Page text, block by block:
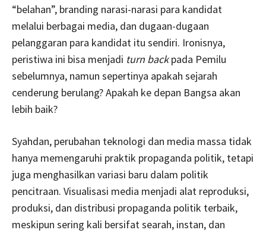
“belahan”, branding narasi-narasi para kandidat
melalui berbagai media, dan dugaan-dugaan
pelanggaran para kandidat itu sendiri. Ironisnya,
peristiwa ini bisa menjadi turn backpada Pemilu
sebelumnya, namun sepertinya apakah sejarah
cenderung berulang? Apakah ke depan Bangsa akan
lebih baik?
Syahdan, perubahan teknologi dan media massa tidak
hanya memengaruhi praktik propaganda politik, tetapi
juga menghasilkan variasi baru dalam politik
pencitraan. Visualisasi media menjadi alat reproduksi,
produksi, dan distribusi propaganda politik terbaik,
meskipun sering kali bersifat searah, instan, dan